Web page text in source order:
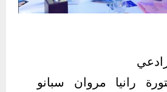
رانيا مروان سبانو